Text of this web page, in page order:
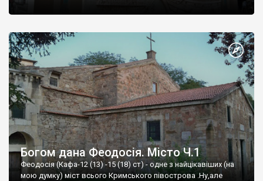
Богом дана Феодосія. Місто Ч.1
Феодосія (Кафа-12 (13) -15 (18) ст) - одне з найцікавіших (на
мою думку) міст всього Кримського півострова .Ну,але